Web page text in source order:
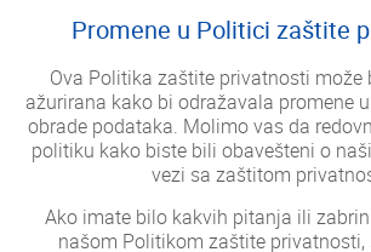
Promene u Politici zaštite
Ova Politika zaštite privatnosti može
ažurirana kako bi odražavala promene
obrade podataka. Molimo vas da
politiku kako biste bili obavešteni o
vezi sa zaštitom
Ako imate bilo kakvih pitanja ili
našom Politikom zaštite privatnosti,